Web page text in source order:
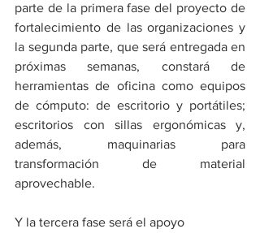
parte de la primera fase del proyecto de
fortalecimiento de las organizaciones y
la segunda parte, que será entregada en
próximas semanas, constará de
herramientas de oficina como equipos
de cómputo: de escritorio y portátiles;
escritorios con sillas ergonómicas y,
además, maquinarias para
transformación de material
aprovechable.
Y la tercera fase será el apoyo